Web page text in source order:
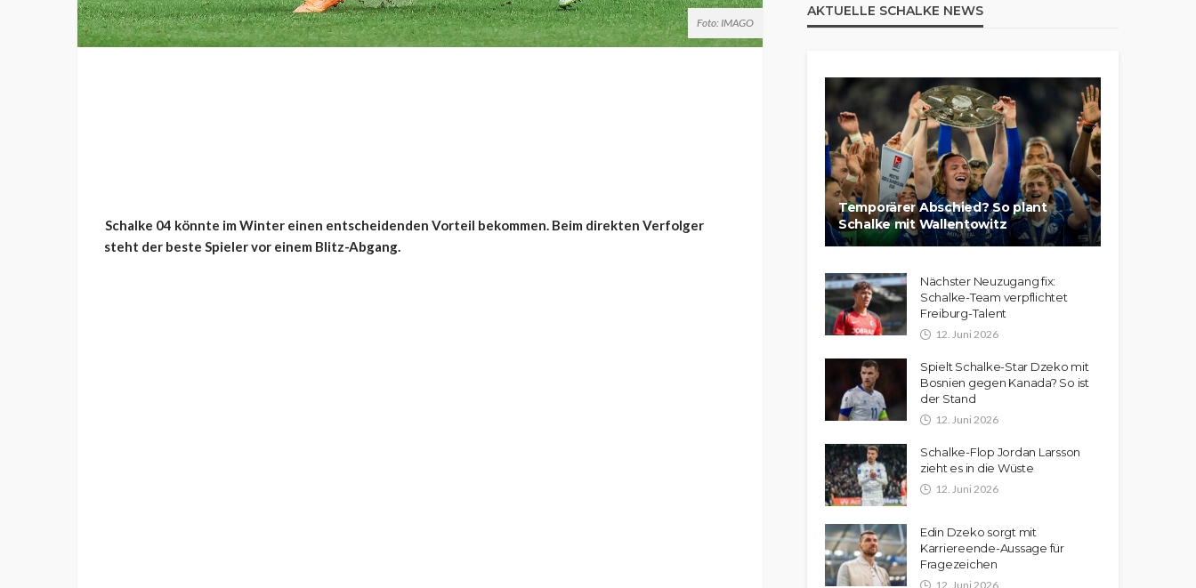
Foto: IMAGO
Schalke 04 könnte im Winter einen entscheidenden Vorteil bekommen. Beim direkten Verfolger
steht der beste Spieler vor einem Blitz-Abgang.
AKTUELLE SCHALKE NEWS
Temporärer Abschied? So plant
Schalke mit Wallentowitz
Nächster Neuzugang fix:
Schalke-Team verpflichtet
Freiburg-Talent
12. Juni 2026
Spielt Schalke-Star Dzeko mit
Bosnien gegen Kanada? So ist
der Stand
12. Juni 2026
Schalke-Flop Jordan Larsson
zieht es in die Wüste
12. Juni 2026
Edin Dzeko sorgt mit
Karriereende-Aussage für
Fragezeichen
12. Juni 2026